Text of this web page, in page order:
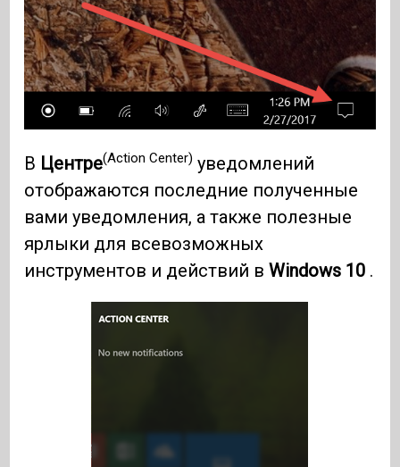
В Центре(Action Center) уведомлений
отображаются последние полученные
вами уведомления, а также полезные
ярлыки для всевозможных
инструментов и действий вWindows 10 .